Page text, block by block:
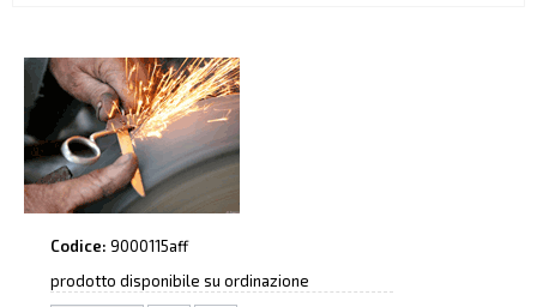
Codice: 9000115aff
prodotto disponibile su ordinazione